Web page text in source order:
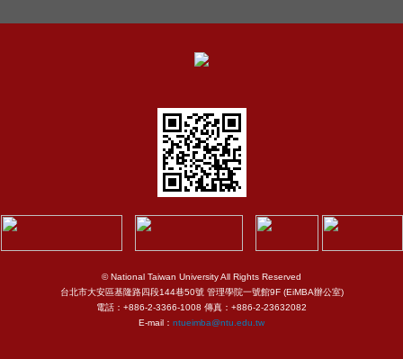
© National Taiwan University All Rights Reserved
台北市大安區基隆路四段144巷50號 管理學院一號館9F (EiMBA辦公室)
電話：+886-2-3366-1008 傳真：+886-2-23632082
E-mail： ntueimba@ntu.edu.tw